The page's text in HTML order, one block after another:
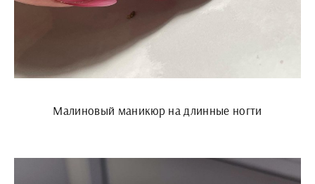
Малиновый маникюр на длинные ногти